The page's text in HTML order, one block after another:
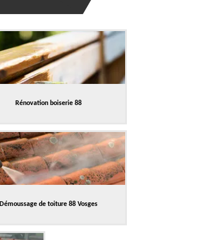
Rénovation boiserie 88
Démoussage de toiture 88 Vosges